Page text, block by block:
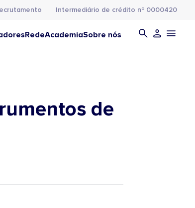
Intermediário de crédito nº 0000420
RedeAcademiaSobre nós
de